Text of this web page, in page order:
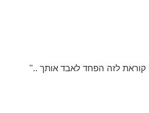
קוראת לזה הפחד לאבד אותך ..''